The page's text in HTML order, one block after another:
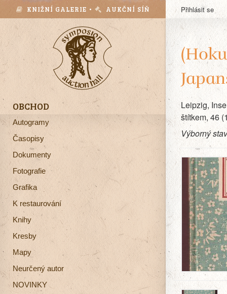
KNIŽNÍ GALERIE • AUKČNÍ SÍŇ
OBCHOD
Autogramy
Časopisy
Dokumenty
Fotografie
Grafika
K restaurování
Knihy
Kresby
Mapy
Neurčený autor
NOVINKY
Přihlásit se
Leipzig,
štítkem, 46
Výborný